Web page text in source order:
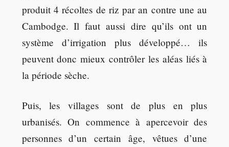
produit 4 récoltes de riz par an contre une au
Cambodge. Il faut aussi dire qu’ils ont un
système d’irrigation plus développé… ils
peuvent donc mieux contrôler les aléas liés à
la période sèche.
Puis, les villages sont de plus en plus
urbanisés. On commence à apercevoir des
personnes d’un certain âge, vêtues d’une